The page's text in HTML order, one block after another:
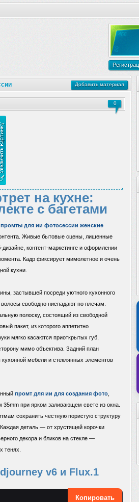
Добавить материал
0
на кухне:
с багетами
промты для ии фотосессии женские
Живые бытовые сцены, лишенные
контент-маркетинге и оформлении
Кадр фиксирует мимолетное и очень
кухни.
застывшей посреди уютного кухонного
свободно ниспадают по плечам.
полоску, состоящий из свободной
пакет, из которого аппетитно
мягко касаются приоткрытых губ,
мимо объектива. Задний план
мебели и стеклянных элементов
промт для ии для создания фото
при ярком заливающем свете из окна.
сохранить честную пористую структуру
деталь — от хрустящей корочки
декора и бликов на стекле —
тенях.
v6 и Flux.1
Копировать